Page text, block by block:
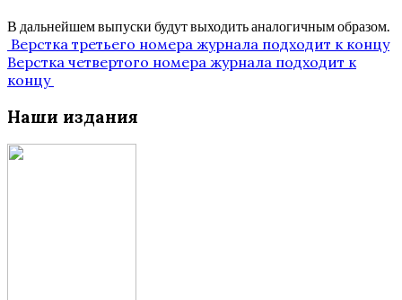
В дальнейшем выпуски будут выходить аналогичным образом.
Post
navigation
Верстка третьего номера журнала подходит к концу
Верстка четвертого номера журнала подходит к
концу
Наши издания